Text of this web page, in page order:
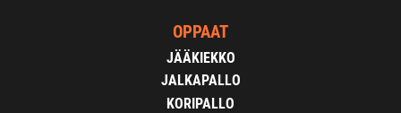
OPPAAT
JÄÄKIEKKO
JALKAPALLO
KORIPALLO